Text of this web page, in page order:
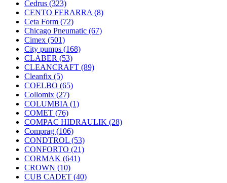
Cedrus (323)
CENTO FERARRA (8)
Ceta Form (72)
Chicago Pneumatic (67)
Cimex (501)
City pumps (168)
CLABER (53)
CLEANCRAFT (89)
Cleanfix (5)
COELBO (65)
Collomix (27)
COLUMBIA (1)
COMET (76)
COMPAC HIDRAULIK (28)
Comprag (106)
CONDTROL (53)
CONFORTO (21)
CORMAK (641)
CROWN (10)
CUB CADET (40)